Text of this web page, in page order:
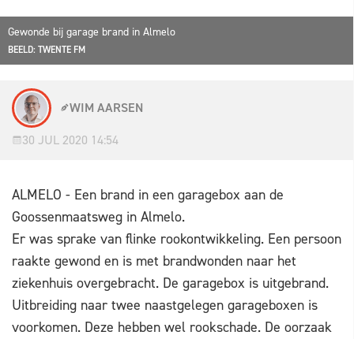
Gewonde bij garage brand in Almelo
BEELD: TWENTE FM
WIM AARSEN
30 JUL 2020 14:54
ALMELO - Een brand in een garagebox aan de
Goossenmaatsweg in Almelo.
Er was sprake van flinke rookontwikkeling. Een persoon
raakte gewond en is met brandwonden naar het
ziekenhuis overgebracht. De garagebox is uitgebrand.
Uitbreiding naar twee naastgelegen garageboxen is
voorkomen. Deze hebben wel rookschade. De oorzaak